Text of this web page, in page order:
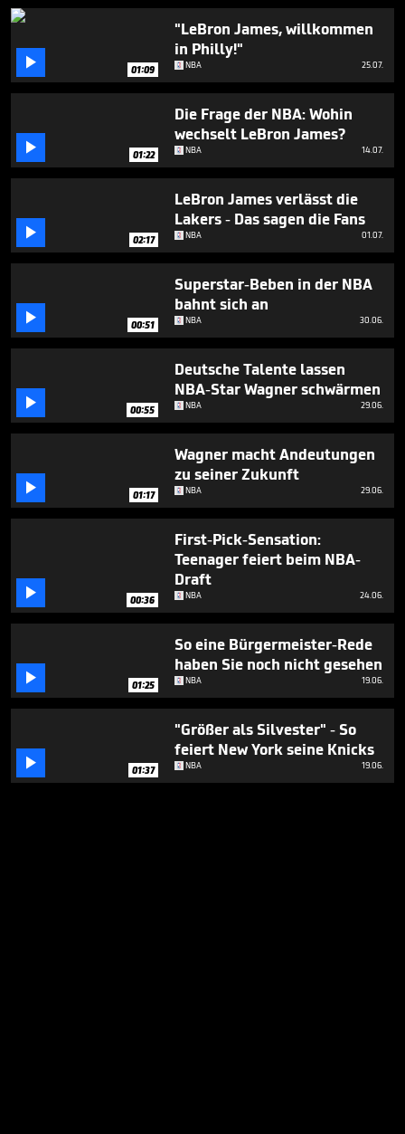
2
minutes,
seconds
 01:09
"LeBron James, willkommen
in Philly!"
NBA 25.07.
 01:22
Die Frage der NBA: Wohin
wechselt LeBron James?
NBA 14.07.
 02:17
LeBron James verlässt die
Lakers - Das sagen die Fans
NBA 01.07.
 00:51
Superstar-Beben in der NBA
bahnt sich an
NBA 30.06.
 00:55
Deutsche Talente lassen
NBA-Star Wagner schwärmen
NBA 29.06.
 01:17
Wagner macht Andeutungen
zu seiner Zukunft
NBA 29.06.
 00:36
First-Pick-Sensation:
Teenager feiert beim NBA-
Draft
NBA 24.06.
 01:25
So eine Bürgermeister-Rede
haben Sie noch nicht gesehen
NBA 19.06.
 01:37
"Größer als Silvester" - So
feiert New York seine Knicks
NBA 19.06.